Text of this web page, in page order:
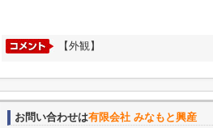
【外観】
お問い合わせは有限会社 みなもと興産